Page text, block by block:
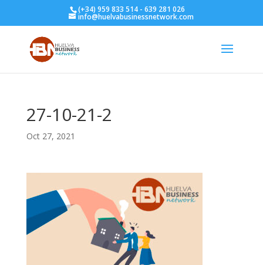
(+34) 959 833 514 - 639 281 026
info@huelvabusinessnetwork.com
27-10-21-2
Oct 27, 2021